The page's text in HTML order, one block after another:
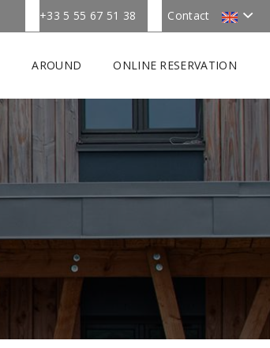
Contact
+33 5 55 67 51 38
AROUND ONLINE RESERVATION